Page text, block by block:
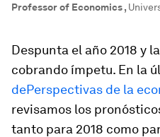
Professor of Economics,
Despunta el año 2018 y
cobrando ímpetu. En la
dePerspectivas de la
revisamos los
tanto para 2018 como